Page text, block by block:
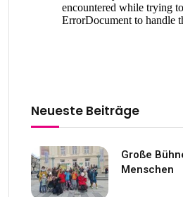
Neueste Beiträge
Große
Menschen